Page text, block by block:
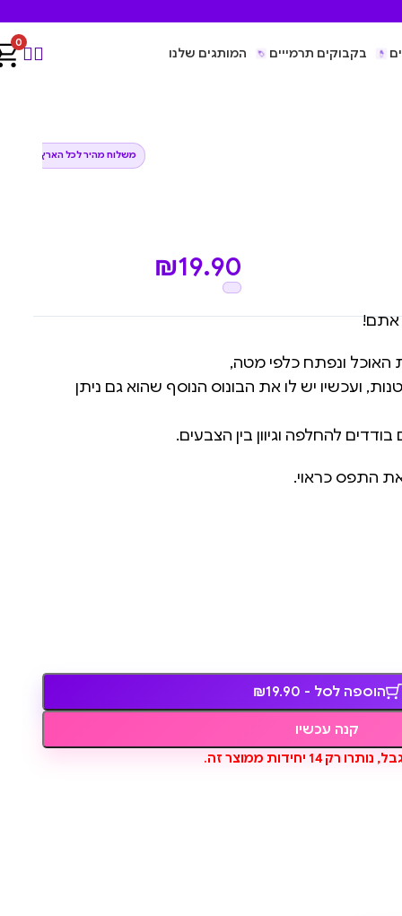
בקבוקים תרמייים המותגים שלנו
0
₪19.90
משלוח מהיר לכל הארץ
אתם!
ונפתח כלפי מטה,
ועכשיו יש לו את הבונוס הנוסף שהוא גם ניתן
להחלפה וגיוון בין הצבעים.
התפס כראוי.
הוספה לסל - ₪19.90
קנה עכשיו
רק 14 יחידות ממוצר זה.